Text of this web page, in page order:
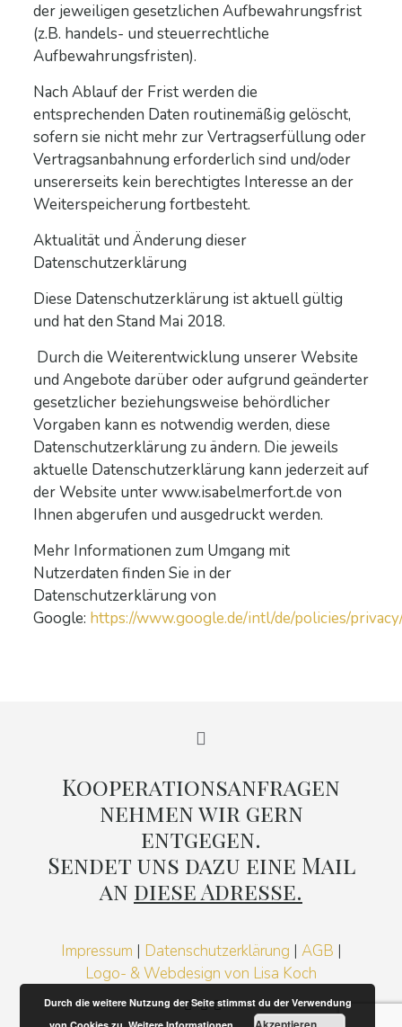
der jeweiligen gesetzlichen Aufbewahrungsfrist
(z.B. handels- und steuerrechtliche
Aufbewahrungsfristen).
Nach Ablauf der Frist werden die
entsprechenden Daten routinemäßig gelöscht,
sofern sie nicht mehr zur Vertragserfüllung oder
Vertragsanbahnung erforderlich sind und/oder
unsererseits kein berechtigtes Interesse an der
Weiterspeicherung fortbesteht.
Aktualität und Änderung dieser
Datenschutzerklärung
Diese Datenschutzerklärung ist aktuell gültig
und hat den Stand Mai 2018.
Durch die Weiterentwicklung unserer Website
und Angebote darüber oder aufgrund geänderter
gesetzlicher beziehungsweise behördlicher
Vorgaben kann es notwendig werden, diese
Datenschutzerklärung zu ändern. Die jeweils
aktuelle Datenschutzerklärung kann jederzeit auf
der Website unter www.isabelmerfort.de von
Ihnen abgerufen und ausgedruckt werden.
Mehr Informationen zum Umgang mit
Nutzerdaten finden Sie in der
Datenschutzerklärung von
Google: https://www.google.de/intl/de/policies/
Kooperationsanfragen
nehmen wir gern
entgegen.
Sendet uns dazu eine Mail
an diese Adresse.
Impressum | Datenschutzerklärung | AGB |
Logo- & Webdesign von Lisa Koch
Durch die weitere Nutzung der Seite stimmst du der Verwendung